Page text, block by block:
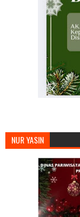
NUR YASIN